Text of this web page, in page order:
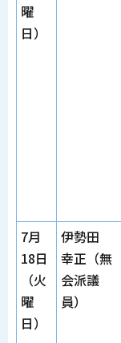
曜
日）
7月
18日
（火
曜
日）
伊勢田
幸正（無
会派議
員）